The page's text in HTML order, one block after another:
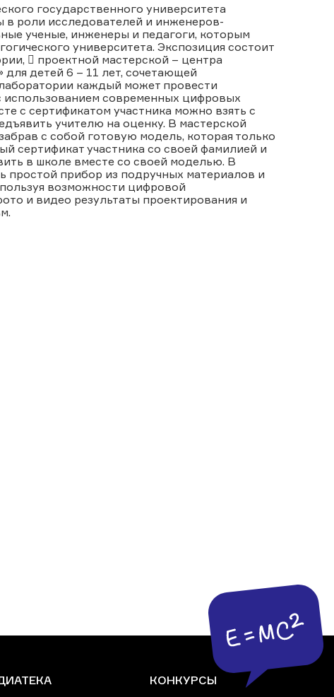
государственного университета
в роли исследователей и инженеров-
ученые, инженеры и педагоги, которым
университета. Экспозиция состоит
 проектной мастерской – центра
детей 6 – 11 лет, сочетающей
каждый может провести
использованием современных цифровых
с сертификатом участника можно взять с
учителю на оценку. В мастерской
с собой готовую модель, которая только
сертификат участника со своей фамилией и
в школе вместе со своей моделью. В
простой прибор из подручных материалов и
возможности цифровой
и видео результаты проектирования и
КОНКУРСЫ